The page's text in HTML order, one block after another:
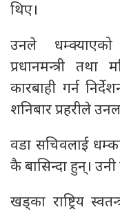
थिए।
उनले
प्रधानमन्त्री तथा
कारबाही गर्न
शनिबार प्रहरीले
वडा सचिवलाई
कै बासिन्दा हुन्।
खड्का राष्ट्रिय